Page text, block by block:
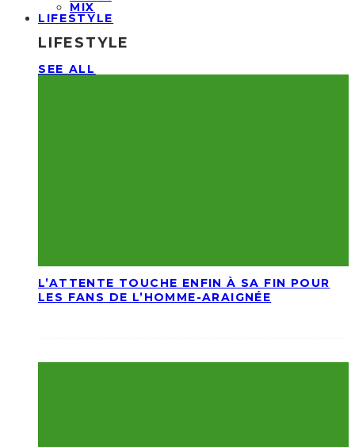
MIX
LIFESTYLE
LIFESTYLE
SEE ALL
L’ATTENTE TOUCHE ENFIN À SA FIN POUR
LES FANS DE L’HOMME-ARAIGNÉE